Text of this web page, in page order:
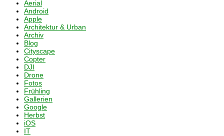
Aerial
Android
Apple
Architektur & Urban
Archiv
Blog
Cityscape
Copter
DJI
Drone
Fotos
Frühling
Gallerien
Google
Herbst
iOS
IT